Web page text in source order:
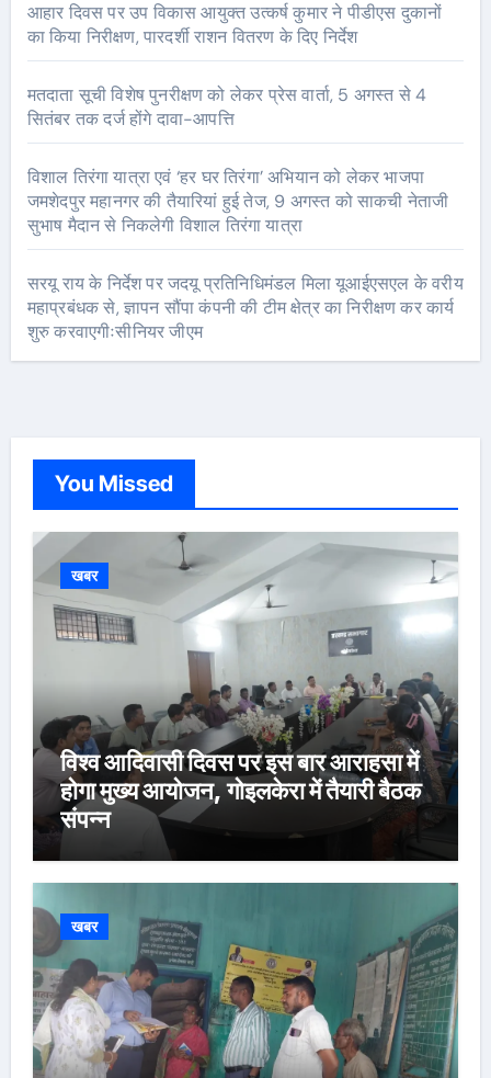
आहार दिवस पर उप विकास आयुक्त उत्कर्ष कुमार ने पीडीएस दुकानों
का किया निरीक्षण, पारदर्शी राशन वितरण के दिए निर्देश
मतदाता सूची विशेष पुनरीक्षण को लेकर प्रेस वार्ता, 5 अगस्त से 4
सितंबर तक दर्ज होंगे दावा-आपत्ति
विशाल तिरंगा यात्रा एवं ‘हर घर तिरंगा’ अभियान को लेकर भाजपा
जमशेदपुर महानगर की तैयारियां हुई तेज, 9 अगस्त को साकची नेताजी
सुभाष मैदान से निकलेगी विशाल तिरंगा यात्रा
सरयू राय के निर्देश पर जदयू प्रतिनिधिमंडल मिला यूआईएसएल के वरीय
महाप्रबंधक से, ज्ञापन सौंपा कंपनी की टीम क्षेत्र का निरीक्षण कर कार्य
शुरु करवाएगीःसीनियर जीएम
You Missed
खबर
विश्व आदिवासी दिवस पर इस बार आराहसा में
होगा मुख्य आयोजन, गोइलकेरा में तैयारी बैठक
संपन्न
खबर